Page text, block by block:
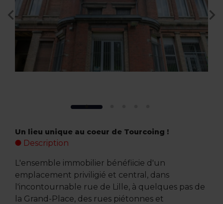
Un lieu unique au coeur de Tourcoing !
Description
L'ensemble immobilier bénéfiicie d'un
emplacement priviligié et central, dans
l'incontournable rue de Lille, à quelques pas de
la Grand-Place, des rues piétonnes et